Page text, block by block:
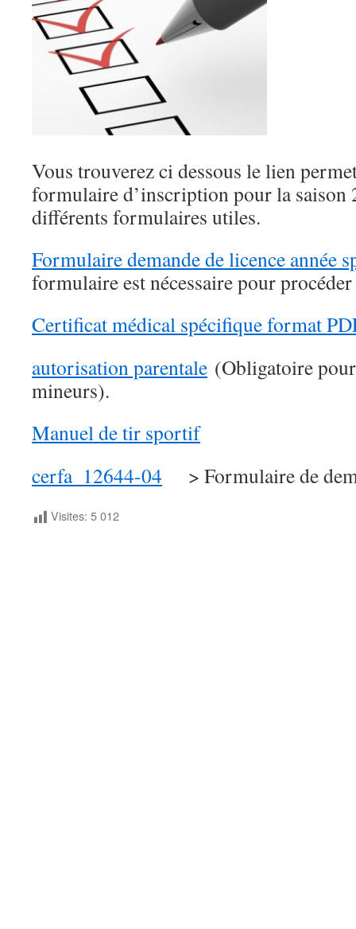
Vous trouverez ci dessous le lien
formulaire d’inscription pour la saison
différents formulaires utiles.
Formulaire demande de licence année
formulaire est nécessaire pour
Certificat médical spécifique format
autorisation parentale (Obligatoire
mineurs).
Manuel de tir sportif
cerfa_12644-04 > Formulaire de
Visites: 5 012